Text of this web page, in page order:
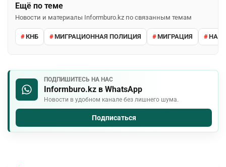
Ещё по теме
Новости и материалы Informburo.kz по связанным темам
КНБ МИГРАЦИОННАЯ ПОЛИЦИЯ МИГРАЦИЯ
ПОДПИШИТЕСЬ НА НАС
Informburo.kz в WhatsApp
Новости в удобном канале без лишнего шума.
Подписаться